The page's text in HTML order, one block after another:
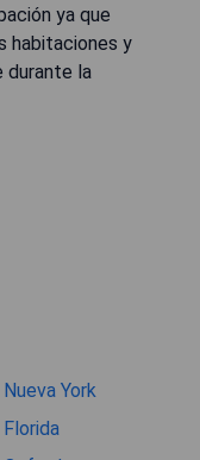
ya que
habitaciones y
durante la
Nueva York
Florida